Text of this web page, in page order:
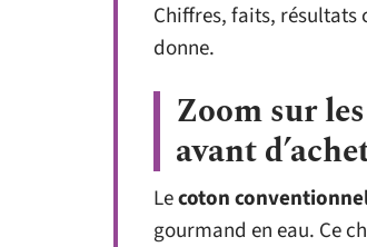
Chiffres, faits,
donne.
Zoom sur
avant
Lecoton
gourmand en eau. Ce